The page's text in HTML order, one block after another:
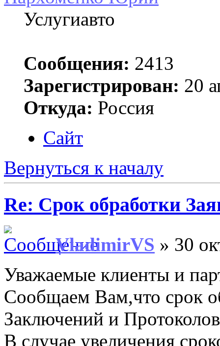
Услугиавто
Сообщения: 2413
Зарегистрирован: 20
Откуда: Россия
Сайт
Вернуться к началу
Re: Срок обработки
VladimirVS » 30
Уважаемые клиенты и
Сообщаем Вам,что срок
Заключений и
В случае увеличения